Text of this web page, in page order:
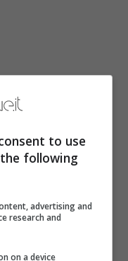
to use
following
advertising and
research and
on a device